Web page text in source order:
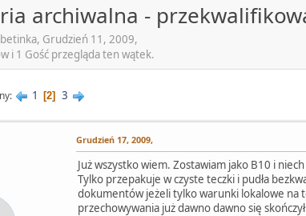
archiwalna -
Grudzień 11, 2009,
i 1 Gość przegląda ten wątek.
1 2 3
Grudzień 17, 2009,
Już wszystko wiem. Zostawiam jako B10 i
Tylko przepakuje w czyste teczki i pudła
dokumentów jeżeli tylko warunki lokalowe na
przechowywania już dawno dawno się